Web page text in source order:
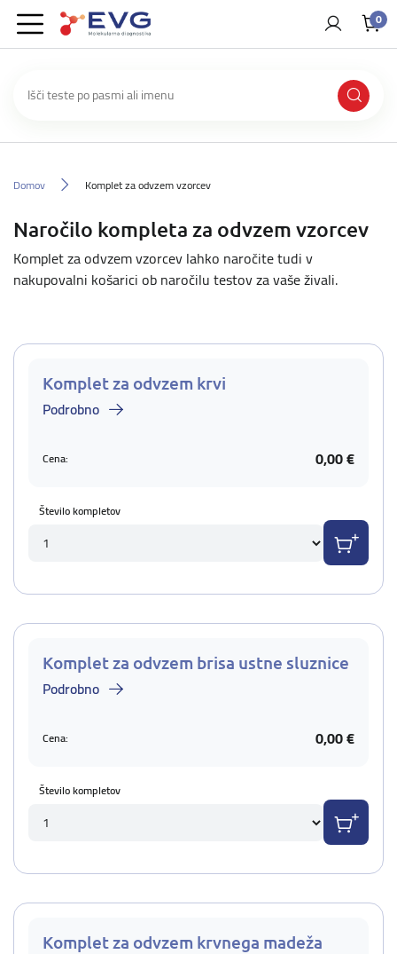
0
Domov Komplet za odvzem vzorcev
Naročilo kompleta za odvzem vzorcev
Komplet za odvzem vzorcev lahko naročite tudi v
nakupovalni košarici ob naročilu testov za vaše živali.
Komplet za odvzem krvi
Podrobno
Cena: 0,00 €
Število kompletov
Komplet za odvzem brisa ustne sluznice
Podrobno
Cena: 0,00 €
Število kompletov
Komplet za odvzem krvnega madeža